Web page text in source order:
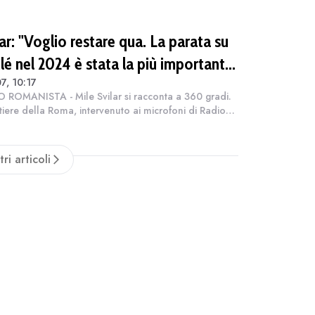
"Voglio restare qua. La parata su
nel 2024 è stata la più importante
mia carriera"
10:17
ROMANISTA - Mile Svilar si racconta a 360 gradi.
della Roma, intervenuto ai microfoni di Radio
articoli